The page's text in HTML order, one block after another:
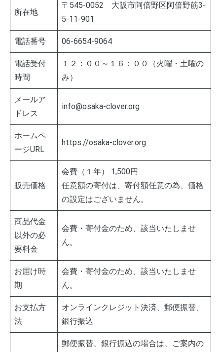
所在地
〒545-0052 大阪市阿倍野区阿倍野筋3-
5-11-901
電話番号 06-6654-9064
電話受付
時間
１２：００～１６：００（火曜・土曜の
み）
メールア
ドレス
info@osaka-clover.org
ホームペ
ージURL
https://osaka-clover.org
販売価格
会費（１年） 1,500円
任意額の寄付は、寄付額任意の為、価格
の設定はございません。
商品代金
以外の必
要料金
会費・寄付金のため、該当いたしませ
ん。
お届け時
期
会費・寄付金のため、該当いたしませ
ん。
お支払方
法
オンラインクレジット決済、郵便振替、
銀行振込
郵便振替、銀行振込の場合は、ご案内の